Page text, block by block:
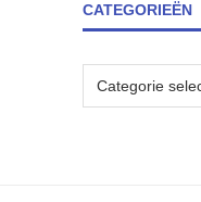
CATEGORIEËN